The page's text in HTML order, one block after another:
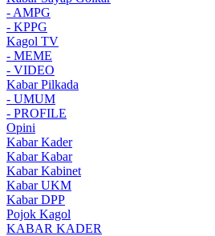
- AMPG
- KPPG
Kagol TV
- MEME
- VIDEO
Kabar Pilkada
- UMUM
- PROFILE
Opini
Kabar Kader
Kabar Kabar
Kabar Kabinet
Kabar UKM
Kabar DPP
Pojok Kagol
KABAR KADER